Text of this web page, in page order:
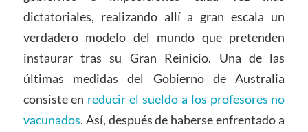
dictatoriales, realizando allí a gran escala un
verdadero modelo del mundo que pretenden
instaurar tras su Gran Reinicio. Una de las
últimas medidas del Gobierno de Australia
consiste en reducir el sueldo a los profesores no
vacunados. Así, después de haberse enfrentado a